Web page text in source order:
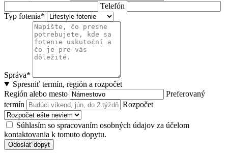
Telefón
Typ fotenia*
Správa*
Spresniť termín, región a rozpočet
Región alebo mesto
Preferovaný
termín
Rozpočet
Súhlasím so spracovaním osobných údajov za účelom
kontaktovania k tomuto dopytu.
Odoslať dopyt